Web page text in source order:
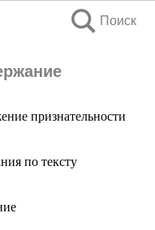
Поиск
признательности
по тексту